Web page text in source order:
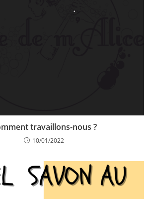
travaillons-nous ?
10/01/2022